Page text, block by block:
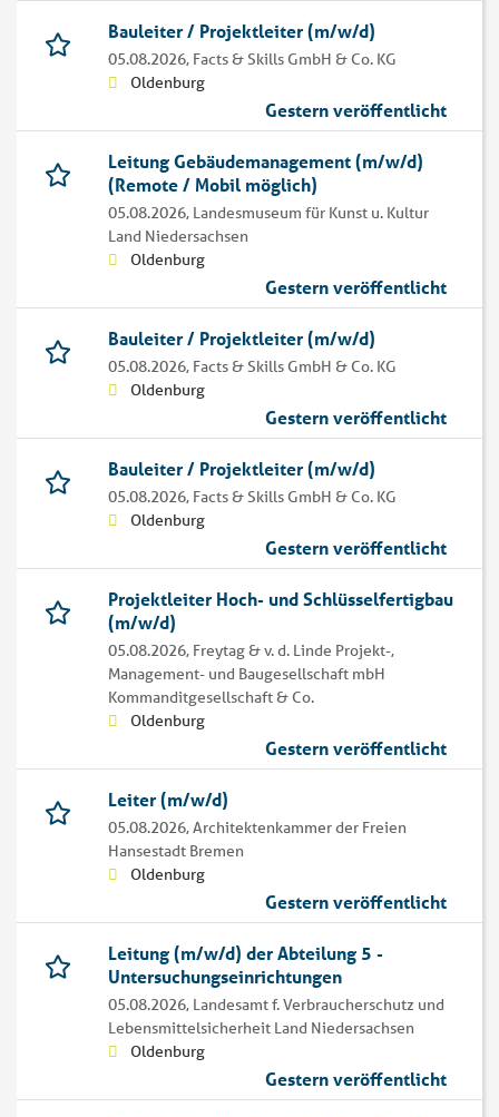
Bauleiter / Projektleiter (m/w/d)
05.08.2026, Facts & Skills GmbH & Co. KG
Oldenburg
Gestern veröffentlicht
Leitung Gebäudemanagement (m/w/d)
(Remote / Mobil möglich)
05.08.2026, Landesmuseum für Kunst u. Kultur
Land Niedersachsen
Oldenburg
Gestern veröffentlicht
Bauleiter / Projektleiter (m/w/d)
05.08.2026, Facts & Skills GmbH & Co. KG
Oldenburg
Gestern veröffentlicht
Bauleiter / Projektleiter (m/w/d)
05.08.2026, Facts & Skills GmbH & Co. KG
Oldenburg
Gestern veröffentlicht
Projektleiter Hoch- und Schlüsselfertigbau
(m/w/d)
05.08.2026, Freytag & v. d. Linde Projekt-,
Management- und Baugesellschaft mbH
Kommanditgesellschaft & Co.
Oldenburg
Gestern veröffentlicht
Leiter (m/w/d)
05.08.2026,Architektenkammer der Freien
Hansestadt Bremen
Oldenburg
Gestern veröffentlicht
Leitung (m/w/d) der Abteilung 5 -
Untersuchungseinrichtungen
05.08.2026, Landesamt f. Verbraucherschutz und
Lebensmittelsicherheit Land Niedersachsen
Oldenburg
Gestern veröffentlicht